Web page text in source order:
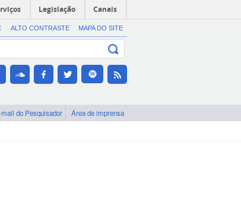
Legislação Canais
ALTO CONTRASTE MAPA DO SITE
do Pesquisador Área de imprensa